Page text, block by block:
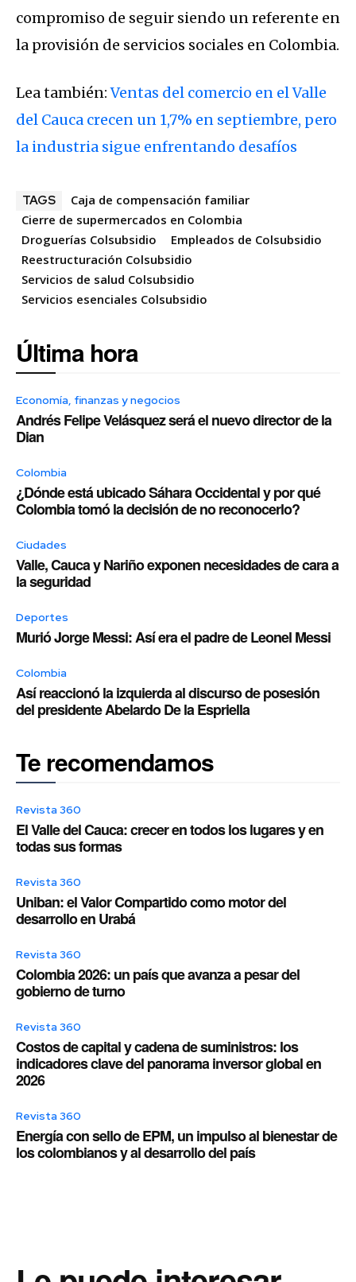
compromiso de seguir siendo un referente en
la provisión de servicios sociales en Colombia.
Lea también:Ventas del comercio en el Valle
del Cauca crecen un 1,7% en septiembre, pero
la industria sigue enfrentando desafíos
TAGS
Caja de compensación familiar
Cierre de supermercados en Colombia
Droguerías Colsubsidio
Empleados de Colsubsidio
Reestructuración Colsubsidio
Servicios de salud Colsubsidio
Servicios esenciales Colsubsidio
Última hora
Economía, finanzas y negocios
Andrés Felipe Velásquez será el nuevo director de la
Dian
Colombia
¿Dónde está ubicado Sáhara Occidental y por qué
Colombia tomó la decisión de no reconocerlo?
Ciudades
Valle, Cauca y Nariño exponen necesidades de cara a
la seguridad
Deportes
Murió Jorge Messi: Así era el padre de Leonel Messi
Colombia
Así reaccionó la izquierda al discurso de posesión
del presidente Abelardo De la Espriella
Te recomendamos
Revista 360
El Valle del Cauca: crecer en todos los lugares y en
todas sus formas
Revista 360
Uniban: el Valor Compartido como motor del
desarrollo en Urabá
Revista 360
Colombia 2026: un país que avanza a pesar del
gobierno de turno
Revista 360
Costos de capital y cadena de suministros: los
indicadores clave del panorama inversor global en
2026
Revista 360
Energía con sello de EPM, un impulso al bienestar de
los colombianos y al desarrollo del país